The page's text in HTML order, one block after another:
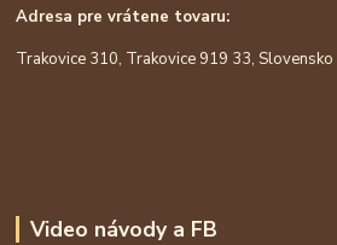
Adresa pre vrátene tovaru:
Trakovice 310, Trakovice 919 33, Slovensko
Video návody a FB